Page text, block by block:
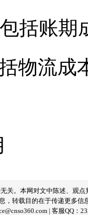
括账期
物流成
关。本网对文中陈述、观
，转载目的在于传递更多
| 客服QQ：